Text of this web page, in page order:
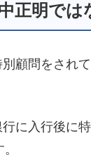
正明では
顧問をされ
に入行後に